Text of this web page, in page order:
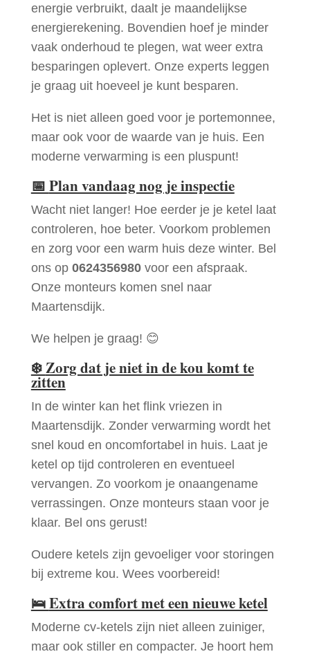
energie verbruikt, daalt je maandelijkse
energierekening. Bovendien hoef je minder
vaak onderhoud te plegen, wat weer extra
besparingen oplevert. Onze experts leggen
je graag uit hoeveel je kunt besparen.
Het is niet alleen goed voor je portemonnee,
maar ook voor de waarde van je huis. Een
moderne verwarming is een pluspunt!
📅 Plan vandaag nog je inspectie
Wacht niet langer! Hoe eerder je je ketel laat
controleren, hoe beter. Voorkom problemen
en zorg voor een warm huis deze winter. Bel
ons op 0624356980voor een afspraak.
Onze monteurs komen snel naar
Maartensdijk.
We helpen je graag! 😊
❄️Zorg dat je niet in de kou komt te
zitten
In de winter kan het flink vriezen in
Maartensdijk. Zonder verwarming wordt het
snel koud en oncomfortabel in huis. Laat je
ketel op tijd controleren en eventueel
vervangen. Zo voorkom je onaangename
verrassingen. Onze monteurs staan voor je
klaar. Bel ons gerust!
Oudere ketels zijn gevoeliger voor storingen
bij extreme kou. Wees voorbereid!
🛌Extra comfort met een nieuwe ketel
Moderne cv-ketels zijn niet alleen zuiniger,
maar ook stiller en compacter. Je hoort hem